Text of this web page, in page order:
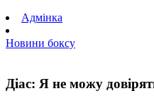
Адмінка
Новини боксу
Діас: Я не можу